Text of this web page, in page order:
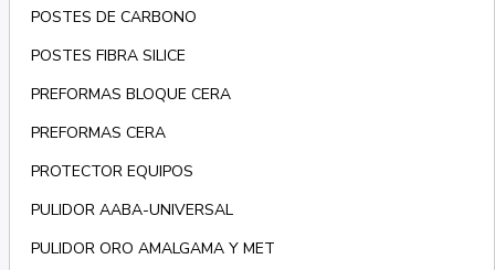
POSTES DE CARBONO
POSTES FIBRA SILICE
PREFORMAS BLOQUE CERA
PREFORMAS CERA
PROTECTOR EQUIPOS
PULIDOR AABA-UNIVERSAL
PULIDOR ORO AMALGAMA Y MET